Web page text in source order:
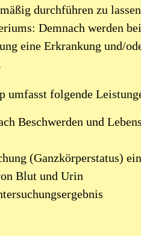
durchführen zu
Demnach werden
eine Erkrankung und/
umfasst folgende
Beschwerden und
(Ganzkörperstatus)
Blut und Urin